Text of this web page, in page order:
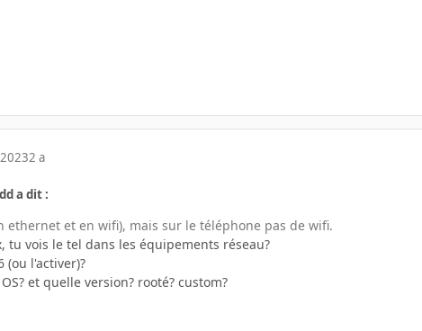
2 a
a dit :
ethernet et en wifi), mais sur le téléphone pas de wifi.
tu vois le tel dans les équipements réseau?
(ou l'activer)?
et quelle version? rooté? custom?